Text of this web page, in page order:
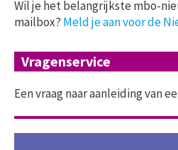
Wil je het belangrijkste mbo-
mailbox? Meld je aan voor de
Vragenservice
Een vraag naar aanleiding van